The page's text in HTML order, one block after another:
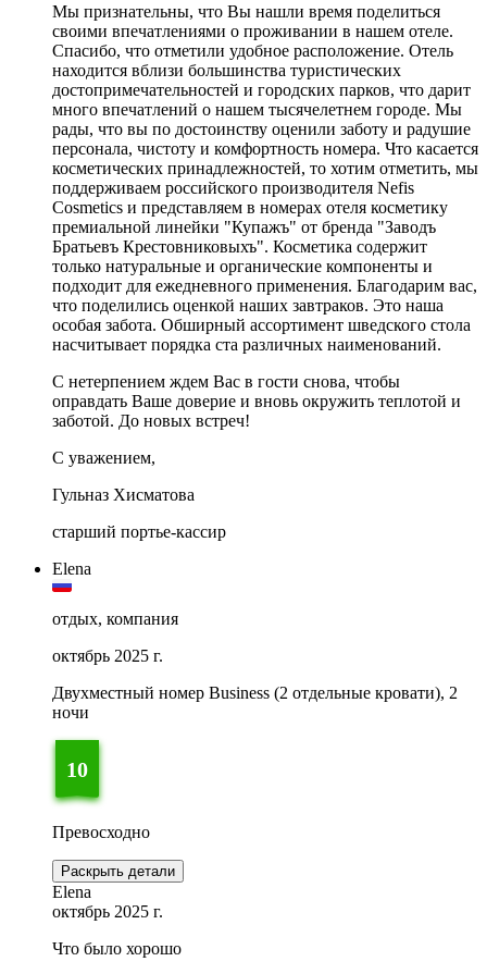
Мы признательны, что Вы нашли время поделиться
своими впечатлениями о проживании в нашем отеле.
Спасибо, что отметили удобное расположение. Отель
находится вблизи большинства туристических
достопримечательностей и городских парков, что дарит
много впечатлений о нашем тысячелетнем городе. Мы
рады, что вы по достоинству оценили заботу и радушие
персонала, чистоту и комфортность номера. Что касается
косметических принадлежностей, то хотим отметить, мы
поддерживаем российского производителя Nefis
Cosmetics и представляем в номерах отеля косметику
премиальной линейки "Купажъ" от бренда "Заводъ
Братьевъ Крестовниковыхъ". Косметика содержит
только натуральные и органические компоненты и
подходит для ежедневного применения. Благодарим вас,
что поделились оценкой наших завтраков. Это наша
особая забота. Обширный ассортимент шведского стола
насчитывает порядка ста различных наименований.
С нетерпением ждем Вас в гости снова, чтобы
оправдать Ваше доверие и вновь окружить теплотой и
заботой. До новых встреч!
С уважением,
Гульназ Хисматова
старший портье-кассир
Elena
отдых, компания
октябрь 2025 г.
Двухместный номер Business (2 отдельные кровати), 2
ночи
10
Превосходно
Раскрыть детали
Elena
октябрь 2025 г.
Что было хорошо